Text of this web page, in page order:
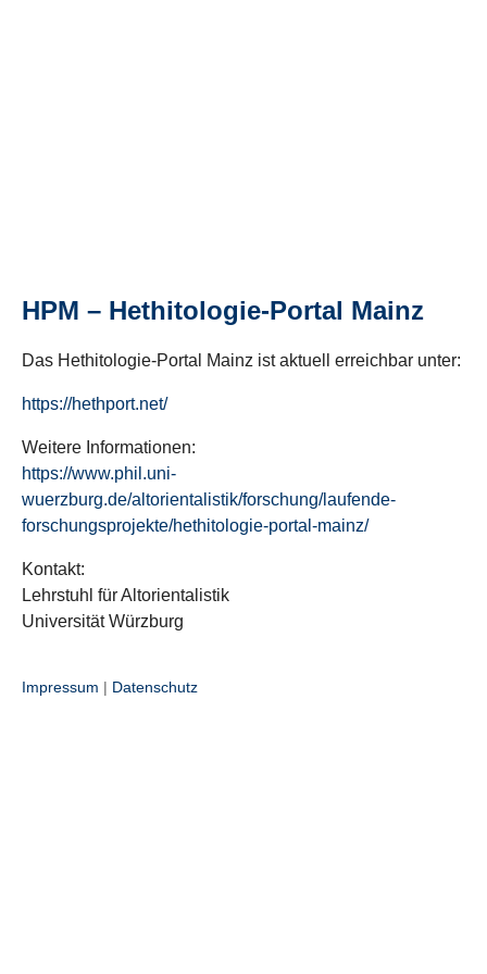
HPM – Hethitologie-Portal Mainz
Das Hethitologie-Portal Mainz ist aktuell erreichbar unter:
https://hethport.net/
Weitere Informationen:
https://www.phil.uni-
wuerzburg.de/altorientalistik/forschung/laufende-
forschungsprojekte/hethitologie-portal-mainz/
Kontakt:
Lehrstuhl für Altorientalistik
Universität Würzburg
Impressum | Datenschutz